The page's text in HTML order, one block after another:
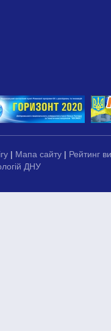
| Мапа сайту | Рейтинг
ДНУ